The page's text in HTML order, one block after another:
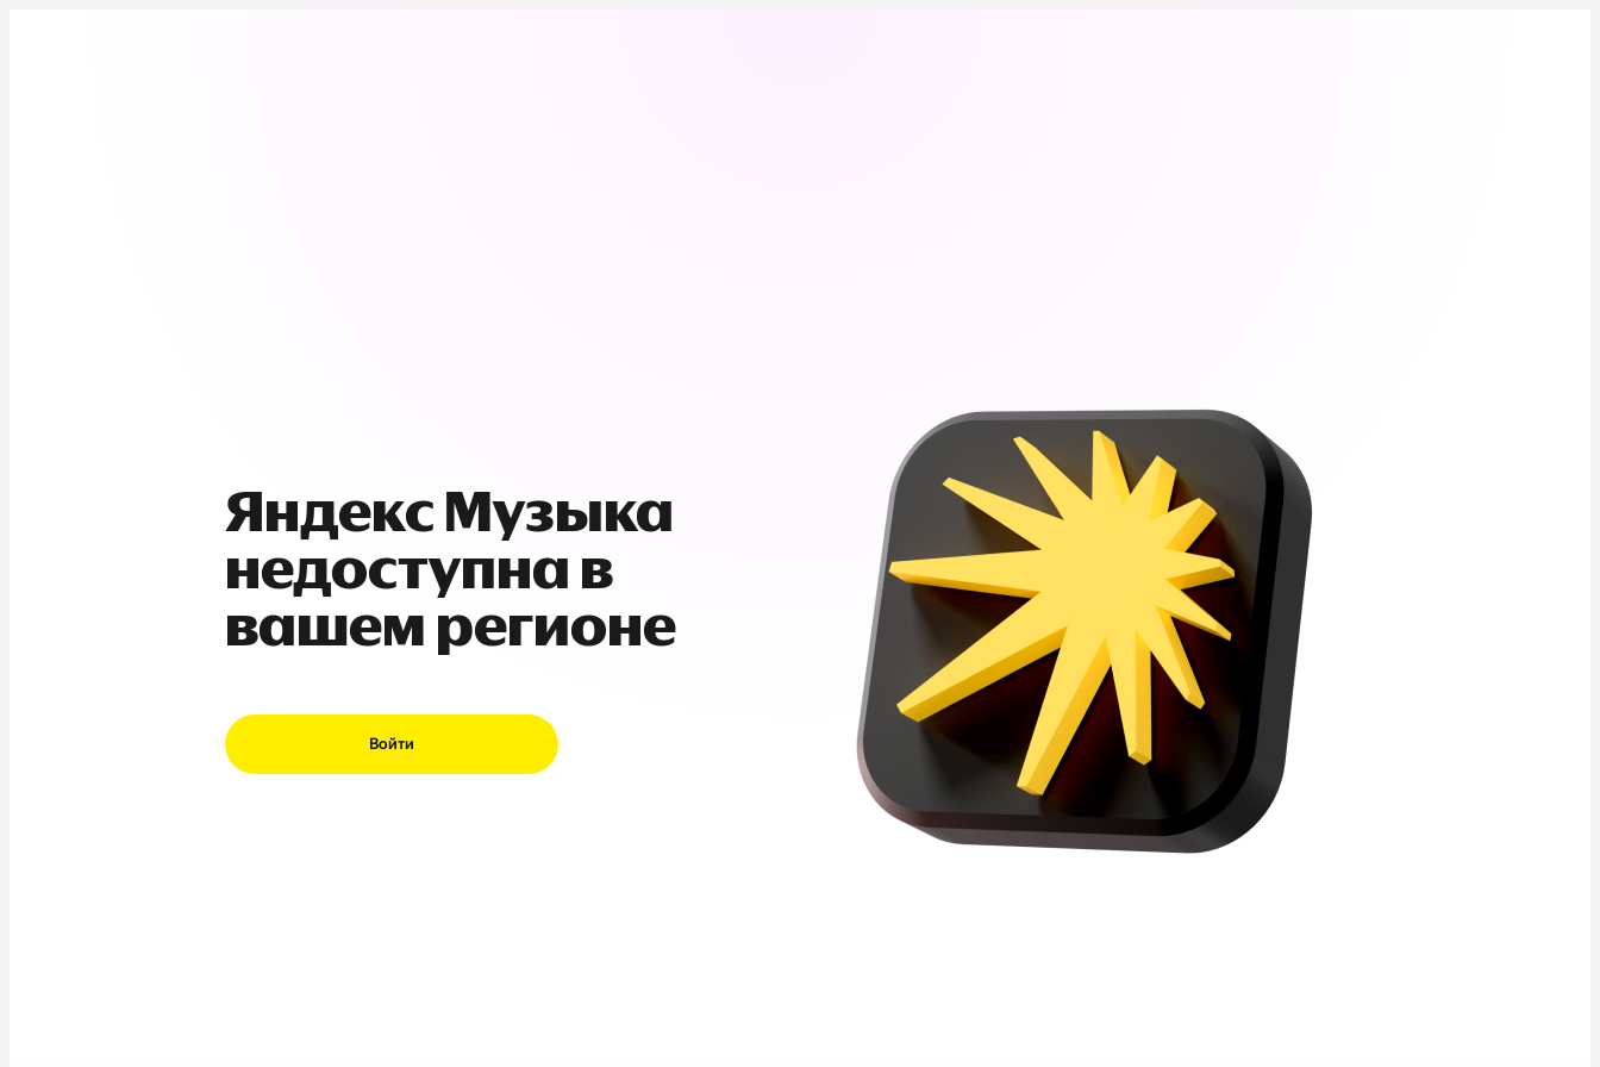
Яндекс Музыка
недоступна в
вашем регионе
Войти